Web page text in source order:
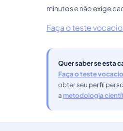
minutos e não exige
Faça o teste
Quer saber se esta
Faça o teste
obter seu perfil
a metodologia